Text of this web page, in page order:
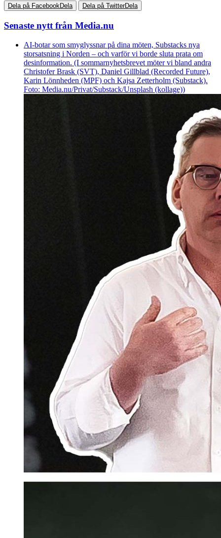
Dela på FacebookDela Dela på TwitterDela
Senaste nytt från Media.nu
AI-botar som smyglyssnar på dina möten, Substacks nya
storsatsning i Norden – och varför vi borde sluta prata om
desinformation. (I sommarnyhetsbrevet möter vi bland andra
Christofer Brask (SVT), Daniel Gillblad (Recorded Future),
Karin Lönnheden (MPF) och Kajsa Zetterholm (Substack).
Foto: Media.nu/Privat/Substack/Unsplash (kollage))